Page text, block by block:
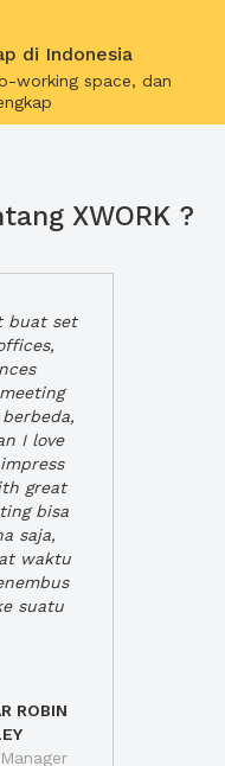
di Indonesia
working space, dan
XWORK ?
buat set
I love
great
bisa
saja,
waktu
suatu
ROBIN